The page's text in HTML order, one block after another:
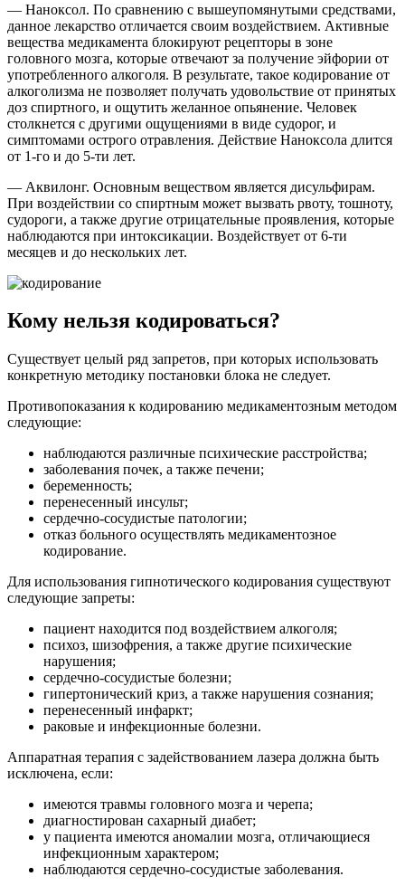
— Наноксол. По сравнению с вышеупомянутыми средствами,
данное лекарство отличается своим воздействием. Активные
вещества медикамента блокируют рецепторы в зоне
головного мозга, которые отвечают за получение эйфории от
употребленного алкоголя. В результате, такое кодирование от
алкоголизма не позволяет получать удовольствие от принятых
доз спиртного, и ощутить желанное опьянение. Человек
столкнется с другими ощущениями в виде судорог, и
симптомами острого отравления. Действие Наноксола длится
от 1-го и до 5-ти лет.
— Аквилонг. Основным веществом является дисульфирам.
При воздействии со спиртным может вызвать рвоту, тошноту,
судороги, а также другие отрицательные проявления, которые
наблюдаются при интоксикации. Воздействует от 6-ти
месяцев и до нескольких лет.
Кому нельзя кодироваться?
Существует целый ряд запретов, при которых использовать
конкретную методику постановки блока не следует.
Противопоказания к кодированию медикаментозным методом
следующие:
наблюдаются различные психические расстройства;
заболевания почек, а также печени;
беременность;
перенесенный инсульт;
сердечно-сосудистые патологии;
отказ больного осуществлять медикаментозное
кодирование.
Для использования гипнотического кодирования существуют
следующие запреты:
пациент находится под воздействием алкоголя;
психоз, шизофрения, а также другие психические
нарушения;
сердечно-сосудистые болезни;
гипертонический криз, а также нарушения сознания;
перенесенный инфаркт;
раковые и инфекционные болезни.
Аппаратная терапия с задействованием лазера должна быть
исключена, если:
имеются травмы головного мозга и черепа;
диагностирован сахарный диабет;
у пациента имеются аномалии мозга, отличающиеся
инфекционным характером;
наблюдаются сердечно-сосудистые заболевания.